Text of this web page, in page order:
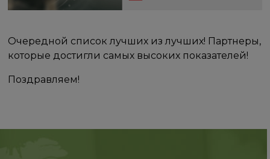
Очередной список лучших из лучших! Партнеры,
которые достигли самых высоких показателей!
Поздравляем!